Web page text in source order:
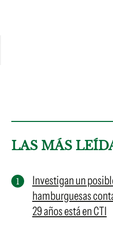
LAS MÁS
Investigan un
hamburguesas
29 años está en CTI